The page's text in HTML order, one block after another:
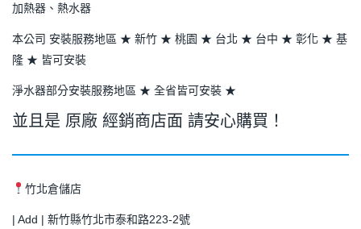
加熱器、熱水器
本公司 安裝服務地區 ★ 新竹 ★ 桃園 ★ 台北 ★ 台中 ★ 彰化 ★ 基
隆 ★ 皆可安裝
淨水器部分安裝服務地區 ★ 全省皆可安裝 ★
並且是 原廠 經銷商店面 請安心購買！
竹北倉儲店
| Add | 新竹縣竹北市泰和路223-2號